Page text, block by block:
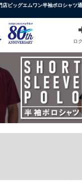
店ビッグエムワン半袖ポロシャツ
ロ